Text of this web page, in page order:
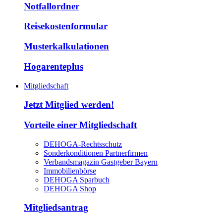
Notfallordner
Reisekostenformular
Musterkalkulationen
Hogarenteplus
Mitgliedschaft
Jetzt Mitglied werden!
Vorteile einer Mitgliedschaft
DEHOGA-Rechtsschutz
Sonderkonditionen Partnerfirmen
Verbandsmagazin Gastgeber Bayern
Immobilienbörse
DEHOGA Sparbuch
DEHOGA Shop
Mitgliedsantrag